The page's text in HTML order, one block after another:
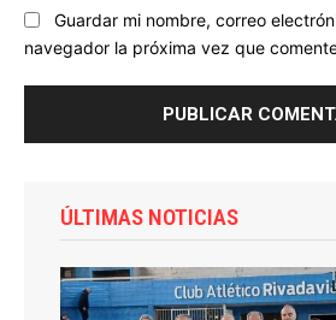
Guardar mi nombre, correo
navegador la próxima vez que
ÚLTIMAS NOTICIAS